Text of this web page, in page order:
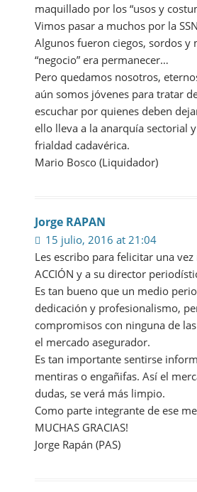
maquillado por los “usos y
Vimos pasar a muchos por la
Algunos fueron ciegos, sordos y
“negocio” era permanecer…
Pero quedamos nosotros,
aún somos jóvenes para tratar
escuchar por quienes deben
ello lleva a la anarquía sectorial
frialdad cadavérica.
Mario Bosco (Liquidador)
Jorge RAPAN
15 julio, 2016 at 21:04
Les escribo para felicitar una vez
ACCIÓN y a su director
Es tan bueno que un medio
dedicación y profesionalismo,
compromisos con ninguna de
el mercado asegurador.
Es tan importante sentirse
mentiras o engañifas. Así el
dudas, se verá más limpio.
Como parte integrante de ese
MUCHAS GRACIAS!
Jorge Rapán (PAS)